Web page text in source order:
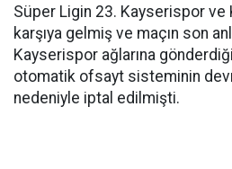
Süper Ligin 23. Kayserispor ve
karşıya gelmiş ve maçın son
Kayserispor ağlarına
otomatik ofsayt sisteminin
nedeniyle iptal edilmişti.